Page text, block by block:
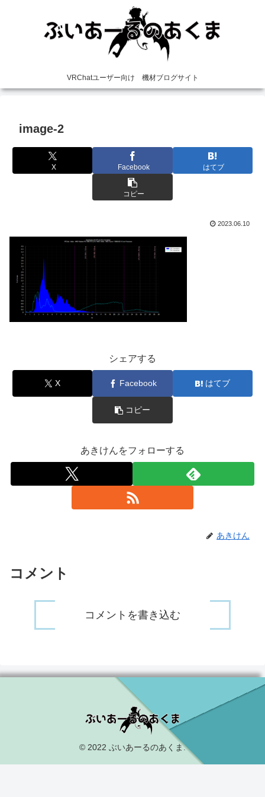
VRChatユーザー向け 機材ブログサイト
image-2
X Facebook はてブ
コピー
2023.06.10
シェアする
X Facebook はてブ
コピー
あきけんをフォローする
あきけん
コメント
コメントを書き込む
© 2022 ぶいあーるのあくま.